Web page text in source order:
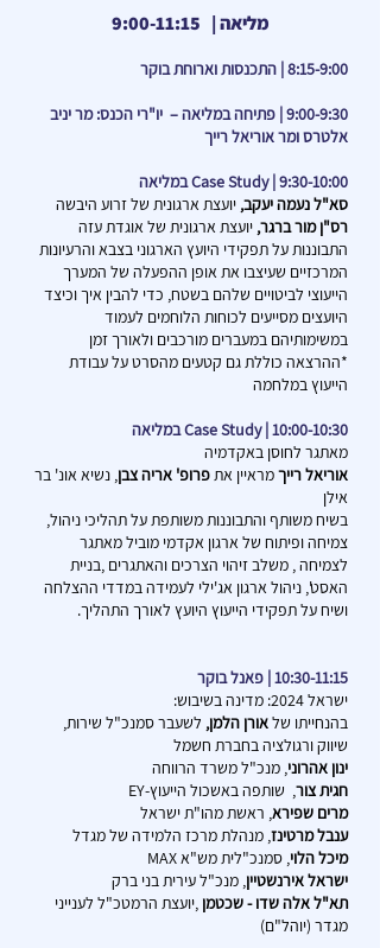
מליאה | 9:00-11:15
8:15-9:00 | התכנסות וארוחת בוקר
9:00-9:30 | פתיחה במליאה – יו"רי הכנס: מר יניב
אלטרס ומר אוריאל רייך
9:30-10:00 | Case Study במליאה
סא"ל נעמה יעקב, יועצת ארגונית של זרוע היבשה
רס"ן מור ברגר, יועצת ארגונית של אוגדת עזה
התבוננות על תפקידי היועץ הארגוני בצבא והרעיונות
המרכזיים שעיצבו את אופן ההפעלה של המערך
הייעוצי לביטויים שלהם בשטח, כדי להבין איך וכיצד
היועצים מסייעים לכוחות הלוחמים לעמוד
במשימותיהם במעברים מורכבים ולאורך זמן
*ההרצאה כוללת גם קטעים מהסרט על עבודת
הייעוץ במלחמה
10:00-10:30 | Case Study במליאה
מאתגר לחוסן באקדמיה
אוריאל רייךמראיין אתפרופ' אריה צבן, נשיא אונ' בר
אילן
בשיח משותף והתבוננות משותפת על תהליכי ניהול,
צמיחה ופיתוח של ארגון אקדמי מוביל מאתגר
לצמיחה , משלב זיהוי הצרכים והאתגרים ,בניית
האסט', ניהול ארגון אג'ילי לעמידה במדדי ההצלחה
ושיח על תפקידי הייעוץ היועץ לאורך התהליך.
10:30-11:15 | פאנל בוקר
ישראל 2024: מדינה בשיבוש:
בהנחייתו שלאורן הלמן, לשעבר סמנכ"ל שירות,
שיווק ורגולציה בחברת חשמל
ינון אהרוני, מנכ"ל משרד הרווחה
חגית צור, שותפה באשכול הייעוץ-EY
מרים שפירא, ראשת מהו"ת ישראל
ענבל מרטינז, מנהלת מרכז הלמידה של מגדל
מיכל הלוי, סמנכ"לית מש"א MAX
ישראל אירנשטיין, מנכ"ל עירית בני ברק
תא"ל אלה שדו - שכטמן ,יועצת הרמטכ"ל לענייני
מגדר (יוהל"ם)